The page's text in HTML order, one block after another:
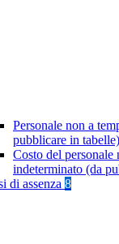
Personale non a
pubblicare in tabelle)
Costo del personale
indeterminato (da
di assenza 8